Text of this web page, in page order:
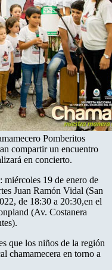
Pomberitos
compartir un encuentro
en concierto.
miércoles 19 de enero de
Juan Ramón Vidal (San
de 18:30 a 20:30,en el
(Av. Costanera
que los niños de la región
chamamecera en torno a